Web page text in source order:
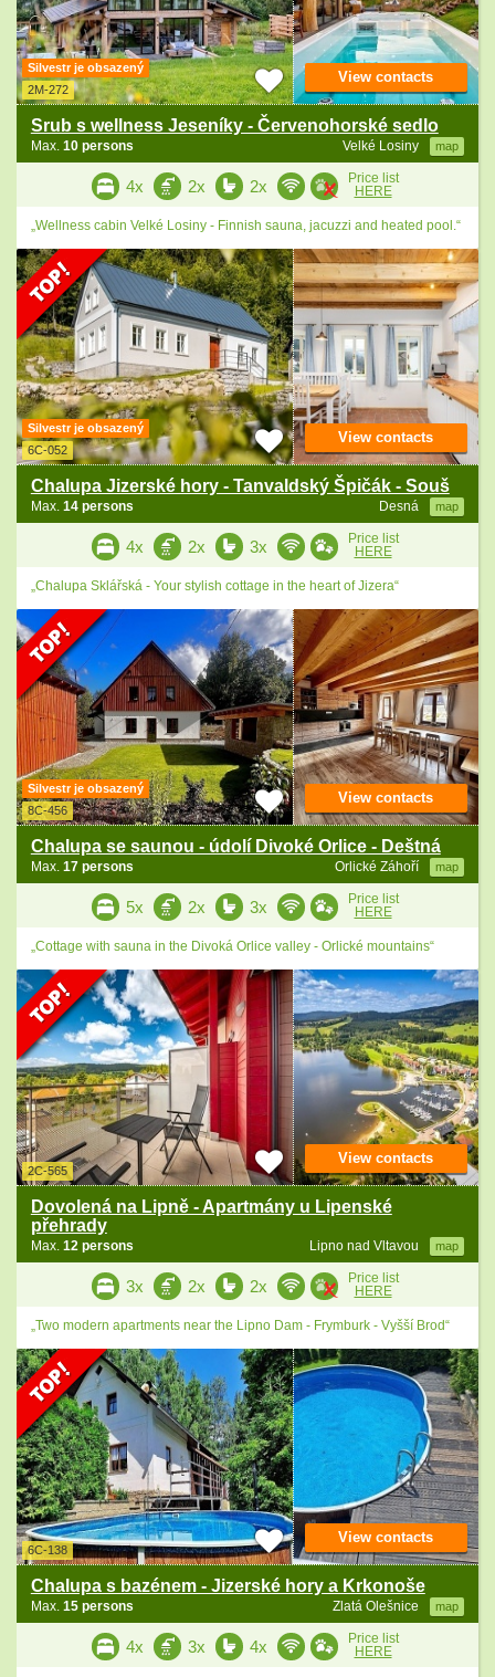
Silvestr je obsazený
2M-272
Srub s wellness Jeseníky - Červenohorské sedlo
Velké Losiny map
Max. 10 persons
View contacts
4x 2x 2x
Price list
HERE
„Wellness cabin Velké Losiny - Finnish sauna, jacuzzi and heated pool.“
Silvestr je obsazený
6C-052
Chalupa Jizerské hory - Tanvaldský Špičák - Souš
Desná map
Max. 14 persons
View contacts
4x 2x 3x
Price list
HERE
„Chalupa Sklářská - Your stylish cottage in the heart of Jizera“
Silvestr je obsazený
8C-456
Chalupa se saunou - údolí Divoké Orlice - Deštná
Orlické Záhoří map
Max. 17 persons
View contacts
5x 2x 3x
Price list
HERE
„Cottage with sauna in the Divoká Orlice valley - Orlické mountains“
2C-565
Dovolená na Lipně - Apartmány u Lipenské
přehrady
Lipno nad Vltavou map
Max. 12 persons
View contacts
3x 2x 2x
Price list
HERE
„Two modern apartments near the Lipno Dam - Frymburk - Vyšší Brod“
6C-138
Chalupa s bazénem - Jizerské hory a Krkonoše
Zlatá Olešnice map
Max. 15 persons
View contacts
4x 3x 4x
Price list
HERE